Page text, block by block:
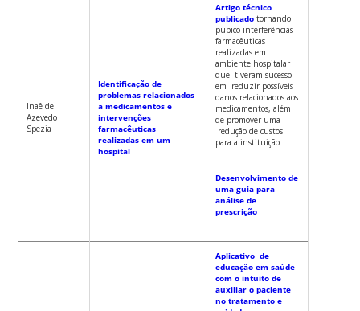
Inaê de
Azevedo
Spezia
Identificação de
problemas relacionados
a medicamentos e
intervenções
farmacêuticas
realizadas em um
hospital
Artigo técnico
publicado tornando
púbico interferências
farmacêuticas
realizadas em
ambiente hospitalar
que tiveram sucesso
em reduzir possíveis
danos relacionados aos
medicamentos, além
de promover uma
redução de custos
para a instituição
Desenvolvimento de
uma guia para
análise de
prescrição
Aplicativo de
educação em saúde
com o intuito de
auxiliar o paciente
no tratamento e